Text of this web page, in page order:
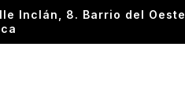
Inclán, 8. Barrio del Oeste,